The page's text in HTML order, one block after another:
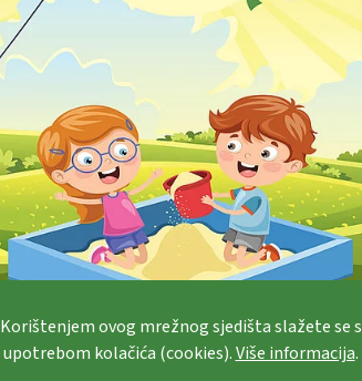
Korištenjem ovog mrežnog sjedišta slažete se s
upotrebom kolačića (cookies).Više informacija.